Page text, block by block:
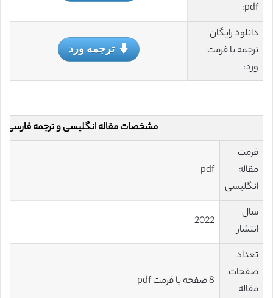
pdf:
دانلود رایگان
ترجمه با فرمت
ورد:
ترجمه ورد
مشخصات مقاله انگلیسی و ترجمه فارسی
فرمت
مقاله
انگلیسی
pdf
سال
انتشار
2022
تعداد
صفحات
مقاله
8 صفحه با فرمت pdf